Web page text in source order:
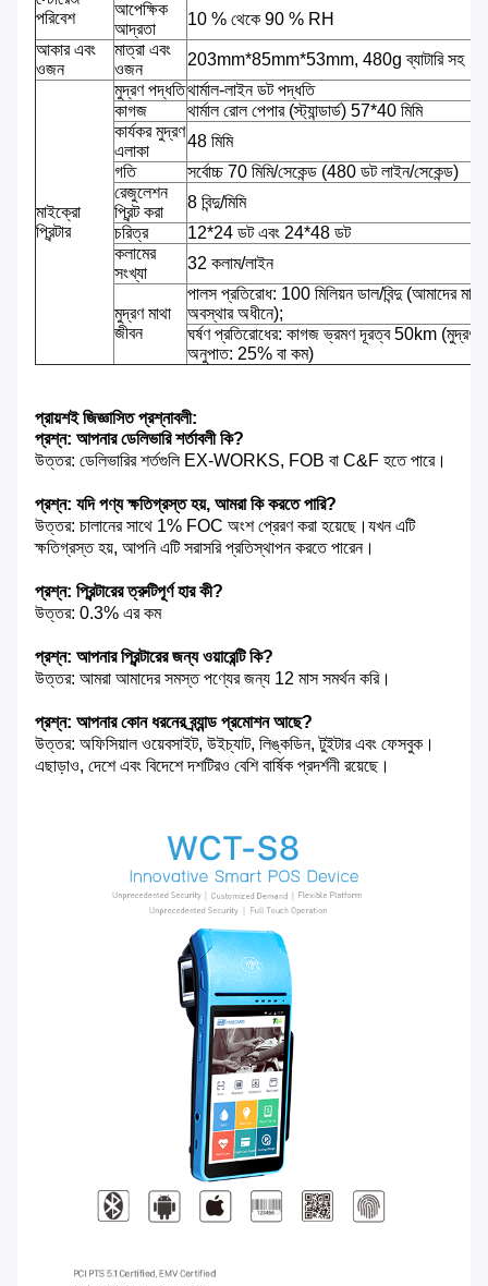
পরিবেশ
আপেক্ষিক
আদ্রতা
10 % থেকে 90 % RH
আকার এবং
ওজন
মাত্রা এবং
ওজন
203mm*85mm*53mm, 480g ব্যাটারি সহ
মাইক্রো
প্রিন্টার
মুদ্রণ পদ্ধতিথার্মাল-লাইন ডট পদ্ধতি
কাগজ
থার্মাল রোল পেপার (স্ট্যান্ডার্ড) 57*40 মিমি
কার্যকর মুদ্রণ
এলাকা
48 মিমি
গতি
সর্বোচ্চ 70 মিমি/সেকেন্ড (480 ডট লাইন/সেকেন্ড)
রেজুলেশন
প্রিন্ট করা
8 বিন্দু/মিমি
চরিত্র
12*24 ডট এবং 24*48 ডট
কলামের
সংখ্যা
32 কলাম/লাইন
মুদ্রণ মাথা
জীবন
পালস প্রতিরোধ: 100 মিলিয়ন ডাল/বিন্দু (আমাদের
অবস্থার অধীনে);
ঘর্ষণ প্রতিরোধের: কাগজ ভ্রমণ দূরত্ব 50km (মুদ্রণ
অনুপাত: 25% বা কম)
প্রায়শই জিজ্ঞাসিত প্রশ্নাবলী:
প্রশ্ন: আপনার ডেলিভারি শর্তাবলী কি?
উত্তর: ডেলিভারির শর্তগুলি EX-WORKS, FOB বা C&F হতে পারে।
প্রশ্ন: যদি পণ্য ক্ষতিগ্রস্ত হয়, আমরা কি করতে পারি?
উত্তর: চালানের সাথে 1% FOC অংশ প্রেরণ করা হয়েছে।যখন এটি
ক্ষতিগ্রস্ত হয়, আপনি এটি সরাসরি প্রতিস্থাপন করতে পারেন।
প্রশ্ন: প্রিন্টারের ত্রুটিপূর্ণ হার কী?
উত্তর: 0.3% এর কম
প্রশ্ন: আপনার প্রিন্টারের জন্য ওয়ারেন্টি কি?
উত্তর: আমরা আমাদের সমস্ত পণ্যের জন্য 12 মাস সমর্থন করি।
প্রশ্ন: আপনার কোন ধরনের ব্র্যান্ড প্রমোশন আছে?
উত্তর: অফিসিয়াল ওয়েবসাইট, উইচ্যাট, লিঙ্কডিন, টুইটার এবং ফেসবুক।
এছাড়াও, দেশে এবং বিদেশে দশটিরও বেশি বার্ষিক প্রদর্শনী রয়েছে।